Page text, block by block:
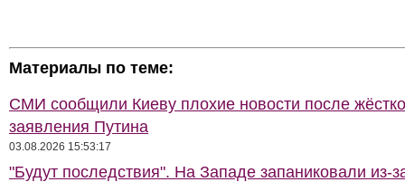
Материалы по теме:
СМИ сообщили Киеву плохие новости после
заявления Путина
03.08.2026 15:53:17
"Будут последствия". На Западе запаниковали из-